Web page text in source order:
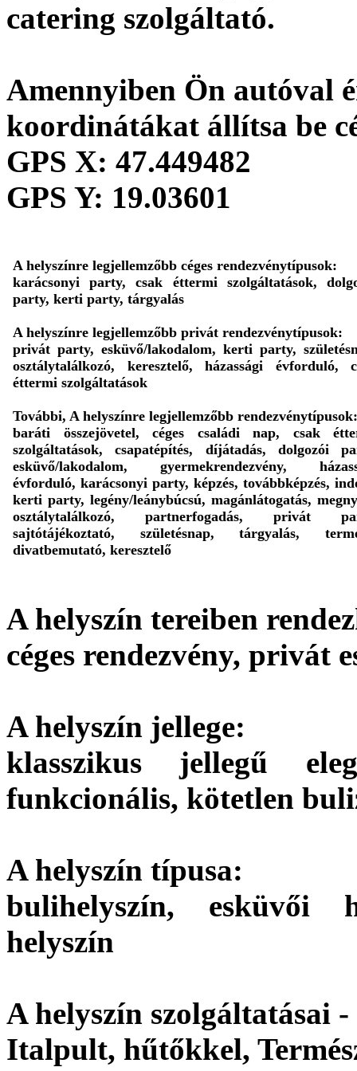
catering szolgáltató.
Amennyiben Ön autóval
koordinátákat állítsa be
GPS X: 47.449482
GPS Y: 19.03601
A helyszínre legjellemzőbb céges rendezvénytípusok:
karácsonyi party, csak éttermi szolgáltatások,
party, kerti party, tárgyalás
A helyszínre legjellemzőbb privát rendezvénytípusok:
privát party, esküvő/lakodalom, kerti party,
osztálytalálkozó, keresztelő, házassági évforduló,
éttermi szolgáltatások
További, A helyszínre legjellemzőbb rendezvénytípusok:
baráti összejövetel, céges családi nap, csak
szolgáltatások, csapatépítés, díjátadás, dolgozói
esküvő/lakodalom, gyermekrendezvény,
évforduló, karácsonyi party, képzés, továbbképzés,
kerti party, legény/leánybúcsú, magánlátogatás,
osztálytalálkozó, partnerfogadás, privát
sajtótájékoztató, születésnap, tárgyalás,
divatbemutató, keresztelő
A helyszín tereiben
céges rendezvény, privát
A helyszín jellege:
klasszikus jellegű
funkcionális, kötetlen
A helyszín típusa:
bulihelyszín, esküvői
helyszín
A helyszín szolgáltatásai
Italpult, hűtőkkel,